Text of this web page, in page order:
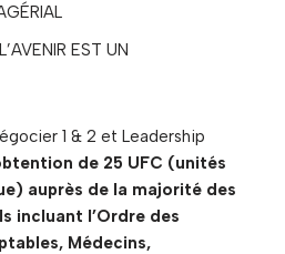
EST UN
1 & 2 et Leadership
de 25 UFC (unités
auprès de la majorité des
incluant l’Ordre des
Médecins,